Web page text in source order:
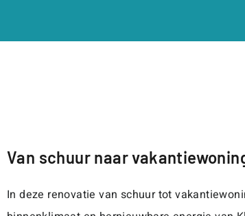
Van schuur naar
In deze renovatie van schuur tot